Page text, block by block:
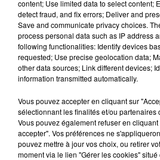
7 août 2026
Gagnez vos pass
11 juillet 2026
Inscrivez-vous au
Kids !
7 août 2026
Gagnez vos entrées
content; Use limited data to select content;
detect fraud, and fix errors; Deliver and
Save and communicate privacy choices.
process personal data such as IP address
following functionalities: Identify devices
requested; Use precise geolocation data;
other data sources; Link different devices;
information transmitted automatically.
Vous pouvez accepter en cliquant sur
sélectionnant les finalités et/ou partenaires
Vous pouvez également refuser en
accepter". Vos préférences ne
pouvez mettre à jour vos choix, ou retirer
moment via le lien "Gérer les cookies"